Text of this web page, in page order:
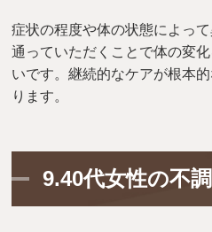
症状の程度や体の状態によっ
通っていただくことで体の変
いです。継続的なケアが根本
ります。
9.40代女性の不